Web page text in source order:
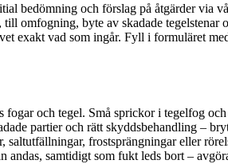
bedömning och förslag på åtgärder
omfogning, byte av skadade
exakt vad som ingår. Fyll i formuläret
och tegel. Små sprickor i tegelfog
partier och rätt skyddsbehandling –
frostsprängningar eller
samtidigt som fukt leds bort –